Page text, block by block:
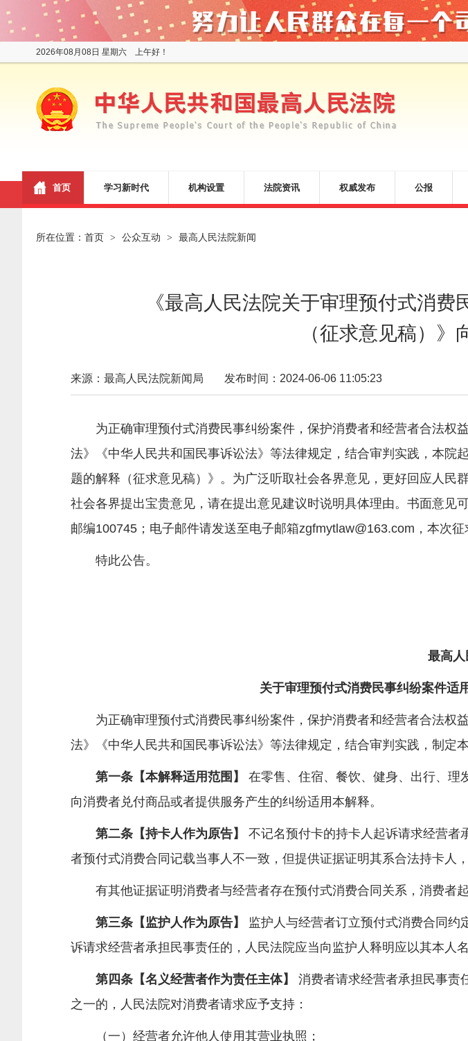
2026年08月08日 星期六 上午好！
首页 学习新时代 机构设置 法院资讯 权威发布 公报
所在位置： 首页 > 公众互动 > 最高人民法院新闻
《最高人民法院关于审理预付式消
（征求意见稿）
来源：最高人民法院新闻局 发布时间：2024-06-06 11:05:23
为正确审理预付式消费民事纠纷案件，保护消费者和经营者合法权
法》《中华人民共和国民事诉讼法》等法律规定，结合审判实践，本院
题的解释（征求意见稿）》。为广泛听取社会各界意见，更好回应人
社会各界提出宝贵意见，请在提出意见建议时说明具体理由。书面意见
邮编100745；电子邮件请发送至电子邮箱zgfmytlaw@163.com，本次征
特此公告。
最高
关于审理预付式消费民事纠纷案件适
为正确审理预付式消费民事纠纷案件，保护消费者和经营者合法权
法》《中华人民共和国民事诉讼法》等法律规定，结合审判实践，制定本
第一条【本解释适用范围】
在零售、住宿、餐饮、健身、出行、理
向消费者兑付商品或者提供服务产生的纠纷适用本解释。
第二条【持卡人作为原告】 不记名预付卡的持卡人起诉请求经营者
者预付式消费合同记载当事人不一致，但提供证据证明其系合法持卡人
有其他证据证明消费者与经营者存在预付式消费合同关系，消费者起
第三条【监护人作为原告】 监护人与经营者订立预付式消费合同
诉请求经营者承担民事责任的，人民法院应当向监护人释明应以其本人名
第四条【名义经营者作为责任主体】
消费者请求经营者承担民事责
之一的，人民法院对消费者请求应予支持：
（一）经营者允许他人使用其营业执照；